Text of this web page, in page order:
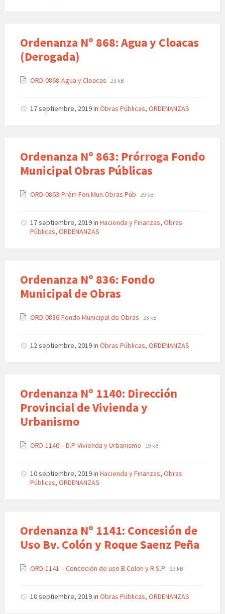
Ordenanza Nº 868: Agua y Cloacas
(Derogada)
ORD-0868-Agua y Cloacas 23 kB
17 septiembre, 2019in Obras Públicas, ORDENANZAS
Ordenanza Nº 863: Prórroga Fondo
Municipal Obras Públicas
ORD-0863-Prórr Fon.Mun.Obras Púb 29 kB
17 septiembre, 2019in Hacienda y Finanzas, Obras
Públicas, ORDENANZAS
Ordenanza Nº 836: Fondo
Municipal de Obras
ORD-0836-Fondo Municipal de Obras 25 kB
12 septiembre, 2019in Obras Públicas, ORDENANZAS
Ordenanza Nº 1140: Dirección
Provincial de Vivienda y
Urbanismo
ORD-1140 – D.P. Vivienda y Urbanismo 19 kB
10 septiembre, 2019in Hacienda y Finanzas, Obras
Públicas, ORDENANZAS
Ordenanza Nº 1141: Concesión de
Uso Bv. Colón y Roque Saenz Peña
ORD-1141 – Conceción de uso B.Colon y R.S.P. 23 kB
10 septiembre, 2019in Obras Públicas, ORDENANZAS